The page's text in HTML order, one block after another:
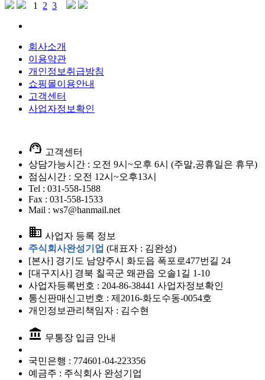
1 2 3
회사소개
이용약관
개인정보취급방침
쇼핑몰이용안내
고객센터
사업자정보확인
support_agent 고객센터
상담가능시간 : 오전 9시~오후 6시 (주말,공휴일은 휴무)
점심시간 : 오전 12시~오후13시
Tel : 031-558-1588
Fax : 031-558-1533
Mail : ws7@hanmail.net
business 사업자 등록 정보
주식회사완성기업 (대표자 : 김완성)
[본사] 경기도 남양주시 화도읍 폭포로477번길 24
[대구지사] 경북 칠곡군 왜관읍 오솔1길 1-10
사업자등록번호 : 204-86-38441 사업자정보확인
통신판매신고번호 : 제2016-화도수동-0054호
개인정보관리책임자 : 김수현
account_balance 무통장 입금 안내
국민은행 : 774601-04-223356
예금주 : 주식회사 완성기업